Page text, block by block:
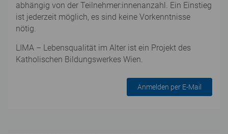
abhängig von der Teilnehmer:innenanzahl. Ein Einstieg
ist jederzeit möglich, es sind keine Vorkenntnisse
nötig.
LIMA – Lebensqualität im Alter ist ein Projekt des
Katholischen Bildungswerkes Wien.
Anmelden per E-Mail